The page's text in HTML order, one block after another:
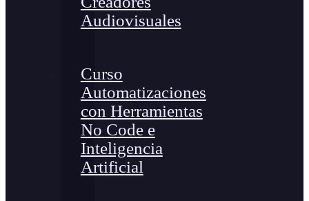
Audiovisuales
Curso
Automatizaciones
con Herramientas
No Code e
Inteligencia
Artificial